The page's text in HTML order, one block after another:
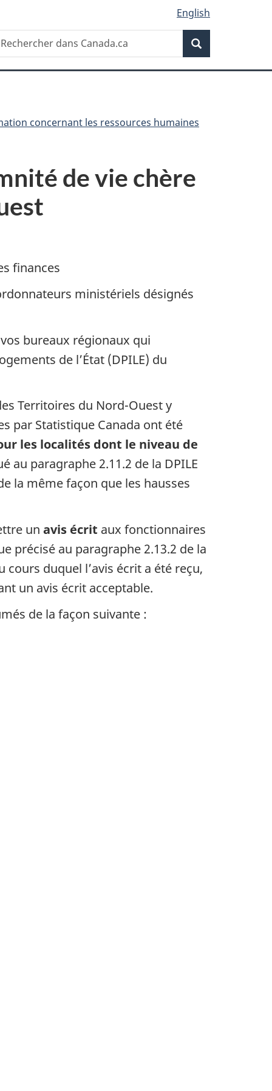
English
Recherche
concernant les ressources humaines
de vie chère
finances
ministériels désignés
bureaux régionaux qui
de l’État (DPILE) du
Territoires du Nord-Ouest y
par Statistique Canada ont été
les localités dont le niveau de
au paragraphe 2.11.2 de la DPILE
la même façon que les hausses
un avis écrit aux fonctionnaires
précisé au paragraphe 2.13.2 de la
duquel l’avis écrit a été reçu,
un avis écrit acceptable.
de la façon suivante :